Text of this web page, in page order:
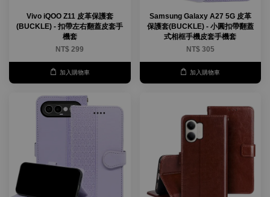
Vivo iQOO Z11 皮革保護套
(BUCKLE) - 扣帶左右翻蓋皮套手
機套
NT$ 299
加入購物車
Samsung Galaxy A27 5G 皮革
保護套(BUCKLE) - 小圓扣帶翻蓋
式相框手機皮套手機套
NT$ 305
加入購物車